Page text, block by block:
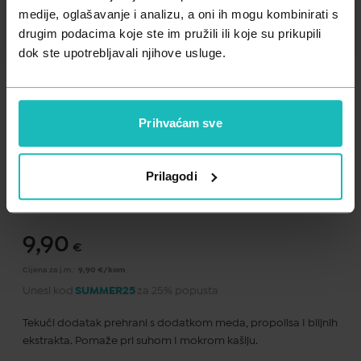
medije, oglašavanje i analizu, a oni ih mogu kombinirati s
drugim podacima koje ste im pružili ili koje su prikupili
dok ste upotrebljavali njihove usluge.
Prihvaćam sve
Prilagodi
Zdravlje muškarca
Zdravlje žene
Minerali
Probiotici i prebiotici
Važna obavijest prema Zakonu o zaštiti potrošača..
9,90 €
Cijena za j.m.: 9,90 €/kom
Unesi kod SUMMER25 za 25% popusta
Tekući dodatak prehrani s dodatkom meda, propolisa I biljnih
ekstrakta. Pomaže pri suhom I mokrom kašlju.